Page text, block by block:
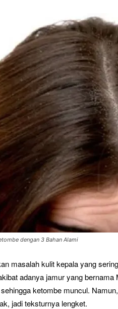
dengan 3 Bahan Alami
masalah kulit kepala yang
adanya jamur yang
ketombe muncul.
jadi teksturnya lengket.